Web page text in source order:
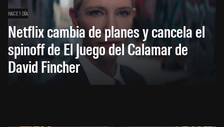
HACE 1 DÍA
Netflix cambia de planes y cancela el
spinoff de El Juego del Calamar de
David Fincher